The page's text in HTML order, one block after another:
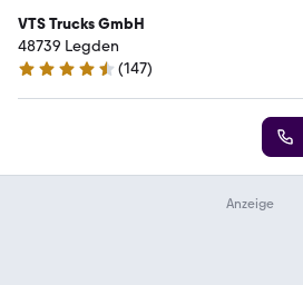
VTS Trucks GmbH
48739 Legden
4.6 Sterne
(147)